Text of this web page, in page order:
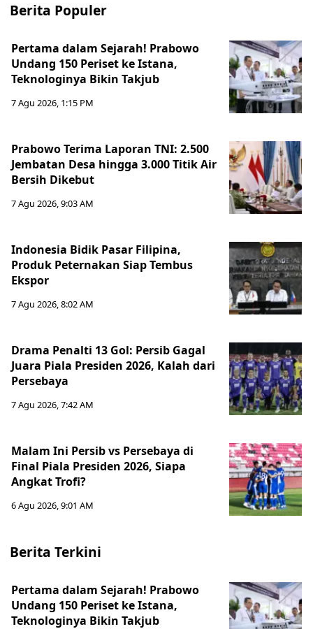
Berita Populer
Pertama dalam Sejarah! Prabowo
Undang 150 Periset ke Istana,
Teknologinya Bikin Takjub
7 Agu 2026, 1:15 PM
Prabowo Terima Laporan TNI: 2.500
Jembatan Desa hingga 3.000 Titik Air
Bersih Dikebut
7 Agu 2026, 9:03 AM
Indonesia Bidik Pasar Filipina,
Produk Peternakan Siap Tembus
Ekspor
7 Agu 2026, 8:02 AM
Drama Penalti 13 Gol: Persib Gagal
Juara Piala Presiden 2026, Kalah dari
Persebaya
7 Agu 2026, 7:42 AM
Malam Ini Persib vs Persebaya di
Final Piala Presiden 2026, Siapa
Angkat Trofi?
6 Agu 2026, 9:01 AM
Berita Terkini
Pertama dalam Sejarah! Prabowo
Undang 150 Periset ke Istana,
Teknologinya Bikin Takjub